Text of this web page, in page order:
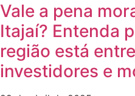
Vale a pena
Itajaí? Entenda
região está
investidores e